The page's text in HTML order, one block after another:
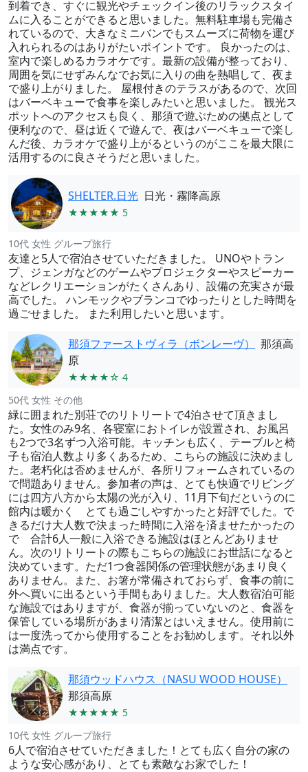
到着でき、すぐに観光やチェックイン後のリラックスタイ
ムに入ることができると思いました。無料駐車場も完備さ
れているので、大きなミニバンでもスムーズに荷物を運び
入れられるのはありがたいポイントです。 良かったのは、
室内で楽しめるカラオケです。最新の設備が整っており、
周囲を気にせずみんなでお気に入りの曲を熱唱して、夜ま
で盛り上がりました。 屋根付きのテラスがあるので、次回
はバーベキューで食事を楽しみたいと思いました。 観光ス
ポットへのアクセスも良く、那須で遊ぶための拠点として
便利なので、昼は近くで遊んで、夜はバーベキューで楽し
んだ後、カラオケで盛り上がるというのがここを最大限に
活用するのに良さそうだと思いました。
SHELTER.日光 日光・霧降高原
★★★★★ 5
10代 女性 グループ旅行
友達と5人で宿泊させていただきました。 UNOやトラン
プ、ジェンガなどのゲームやプロジェクターやスピーカー
などレクリエーションがたくさんあり、設備の充実さが最
高でした。 ハンモックやブランコでゆったりとした時間を
過ごせました。 また利用したいと思います。
那須ファーストヴィラ（ボンレーヴ）
那須高
原
★★★★☆ 4
50代 女性 その他
緑に囲まれた別荘でのリトリートで4泊させて頂きまし
た。女性のみ9名、各寝室におトイレが設置され、お風呂
も2つで3名ずつ入浴可能。キッチンも広く、テーブルと椅
子も宿泊人数より多くあるため、こちらの施設に決めまし
た。老朽化は否めませんが、各所リフォームされているの
で問題ありません。参加者の声は、とても快適でリビング
には四方八方から太陽の光が入り、11月下旬だというのに
館内は暖かく とても過ごしやすかったと好評でした。で
きるだけ大人数で決まった時間に入浴を済ませたかったの
で 合計6人一般に入浴できる施設はほとんどありませ
ん。次のリトリートの際もこちらの施設にお世話になると
決めています。ただ1つ食器関係の管理状態があまり良く
ありません。また、お箸が常備されておらず、食事の前に
外へ買いに出るという手間もありました。大人数宿泊可能
な施設ではありますが、食器が揃っていないのと、食器を
保管している場所があまり清潔とはいえません。使用前に
は一度洗ってから使用することをお勧めします。それ以外
は満点です。
那須ウッドハウス（NASU WOOD HOUSE）
那須高原
★★★★★ 5
10代 女性 グループ旅行
6人で宿泊させていただきました！とても広く自分の家の
ような安心感があり、とても素敵なお家でした！